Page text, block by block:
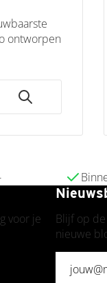
ontworpen
voor je
Blijf op
nieuwe